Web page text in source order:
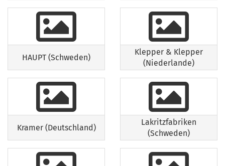
HAUPT (Schweden)
Klepper & Klepper
(Niederlande)
Kramer (Deutschland)
Lakritzfabriken
(Schweden)